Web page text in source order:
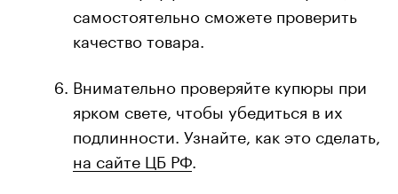
самостоятельно сможете проверить
качество товара.
Внимательно проверяйте купюры при
ярком свете, чтобы убедиться в их
подлинности. Узнайте, как это сделать,
на сайте ЦБ РФ